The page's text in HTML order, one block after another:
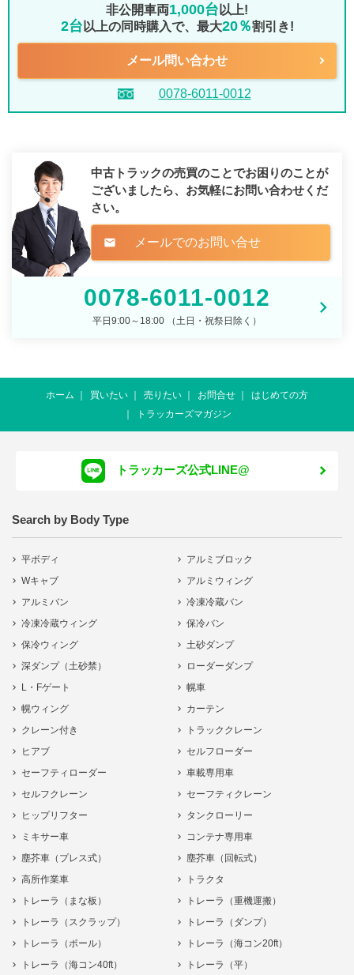
非公開車両1,000台 以上!
2台 以上の同時購入で、最大20％割引き!
メール問い合わせ
0078-6011-0012
中古トラックの売買のことでお困りのことが
ございましたら、 お気軽にお問い合わせくだ
さい。
mail メールでのお問い合せ
0078-6011-0012
平日9:00～18:00 （土日・祝祭日除く）
ホーム 買いたい 売りたい お問合せ
はじめての方
トラッカーズマガジン
トラッカーズ公式LINE@
Search by Body Type
平ボディ
アルミブロック
Wキャブ
アルミウィング
アルミバン
冷凍冷蔵バン
冷凍冷蔵ウィング
保冷バン
保冷ウィング
土砂ダンプ
深ダンプ（土砂禁）
ローダーダンプ
L・Fゲート
幌車
幌ウィング
カーテン
クレーン付き
トラッククレーン
ヒアブ
セルフローダー
セーフティローダー
車載専用車
セルフクレーン
セーフティクレーン
ヒップリフター
タンクローリー
ミキサー車
コンテナ専用車
塵芥車（プレス式）
塵芥車（回転式）
高所作業車
トラクタ
トレーラ（まな板）
トレーラ（重機運搬）
トレーラ（スクラップ）
トレーラ（ダンプ）
トレーラ（ポール）
トレーラ（海コン20ft）
トレーラ（海コン40ft）
トレーラ（平）